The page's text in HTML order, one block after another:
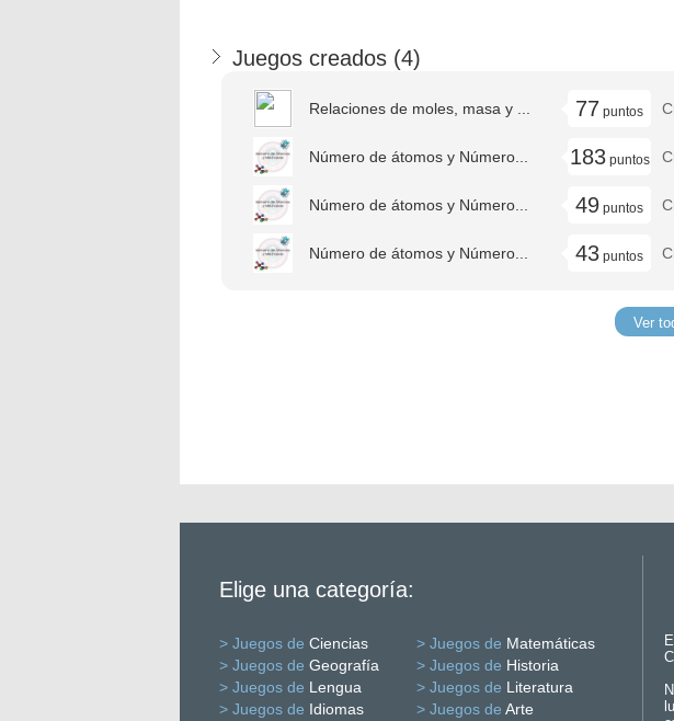
Juegos creados (4)
Relaciones de moles, masa y ... 77 puntos
Número de átomos y Número... 183puntos
Número de átomos y Número... 49 puntos
Número de átomos y Número... 43 puntos
Ver
Elige una categoría:
> Juegos de Ciencias > Juegos de Matemáticas
> Juegos de Geografía > Juegos de Historia
> Juegos de Lengua > Juegos de Literatura
> Juegos de Idiomas > Juegos de Arte